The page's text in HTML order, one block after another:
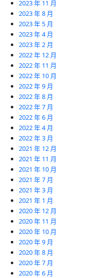
2023 年 11 月
2023 年 8 月
2023 年 5 月
2023 年 4 月
2023 年 2 月
2022 年 12 月
2022 年 11 月
2022 年 10 月
2022 年 9 月
2022 年 8 月
2022 年 7 月
2022 年 6 月
2022 年 4 月
2022 年 3 月
2021 年 12 月
2021 年 11 月
2021 年 10 月
2021 年 7 月
2021 年 3 月
2021 年 1 月
2020 年 12 月
2020 年 11 月
2020 年 10 月
2020 年 9 月
2020 年 8 月
2020 年 7 月
2020 年 6 月